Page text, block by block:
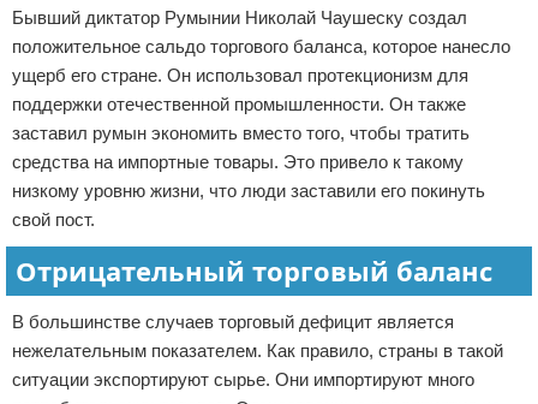
Бывший диктатор Румынии Николай Чаушеску создал
положительное сальдо торгового баланса, которое нанесло
ущерб его стране. Он использовал протекционизм для
поддержки отечественной промышленности. Он также
заставил румын экономить вместо того, чтобы тратить
средства на импортные товары. Это привело к такому
низкому уровню жизни, что люди заставили его покинуть
свой пост.
Отрицательный торговый баланс
В большинстве случаев торговый дефицит является
нежелательным показателем. Как правило, страны в такой
ситуации экспортируют сырье. Они импортируют много